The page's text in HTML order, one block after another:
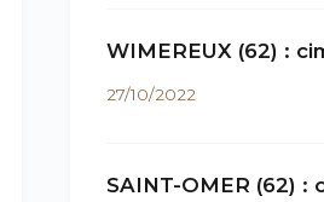
WIMEREUX (62) :
27/10/2022
SAINT-OMER (62) :